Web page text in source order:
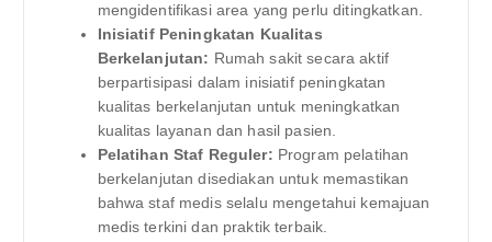
mengidentifikasi area yang perlu ditingkatkan.
Inisiatif Peningkatan Kualitas
Berkelanjutan: Rumah sakit secara aktif
berpartisipasi dalam inisiatif peningkatan
kualitas berkelanjutan untuk meningkatkan
kualitas layanan dan hasil pasien.
Pelatihan Staf Reguler: Program pelatihan
berkelanjutan disediakan untuk memastikan
bahwa staf medis selalu mengetahui kemajuan
medis terkini dan praktik terbaik.